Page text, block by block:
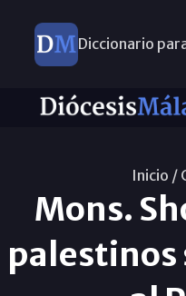
Diccionario
Nuevos
Inicio /
Mons.
palestinos